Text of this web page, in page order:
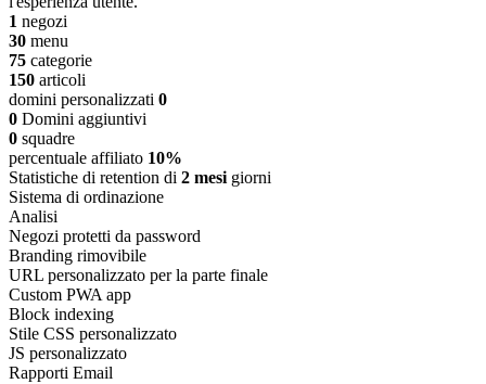
1 negozi
30 menu
75 categorie
150 articoli
domini personalizzati 0
0 Domini aggiuntivi
0 squadre
percentuale affiliato 10%
Statistiche di retention di 2 mesi giorni
Sistema di ordinazione
Analisi
Negozi protetti da password
Branding rimovibile
URL personalizzato per la parte finale
Custom PWA app
Block indexing
Stile CSS personalizzato
JS personalizzato
Rapporti Email